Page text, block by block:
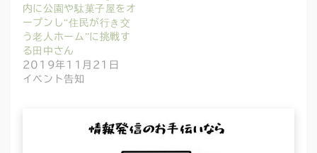
内に公園や駄菓子屋をオ
ープンし“住民が行き交
う老人ホーム”に挑戦す
る田中さん
2019年11月21日
イベント告知